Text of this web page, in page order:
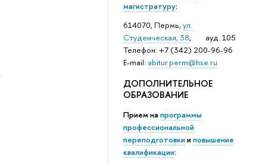
магистратуру:
614070, Пермь,ул.
Студенческая, 38, ауд. 105
Телефон: +7 (342) 200-96-96
E-mail: abitur.perm@hse.ru
ДОПОЛНИТЕЛЬНОЕ
ОБРАЗОВАНИЕ
Прием напрограммы
профессиональной
переподготовкииповышение
квалификации: